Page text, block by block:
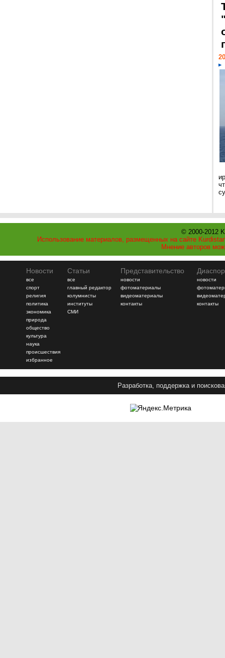
© 2000-2012
Использование материалов, размещенных на сайте
Мнение авторов
Новости
все
спорт
религия
политика
экономика
природа
общество
культура
наука
происшествия
избранное
Статьи
все
главный редактор
колумнисты
институты
СМИ
Представительство
новости
фотоматериалы
видеоматериалы
контакты
новости
контакты
Разработка, поддержка и